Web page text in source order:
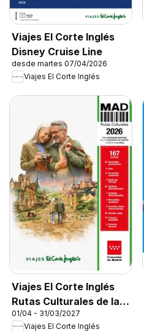
Viajes El Corte Inglés
Disney Cruise Line
desde martes 07/04/2026
Viajes El Corte Inglés
Viajes El Corte Inglés
Rutas Culturales de la
Comunidad de Madrid
01/04 - 31/03/2027
Viajes El Corte Inglés